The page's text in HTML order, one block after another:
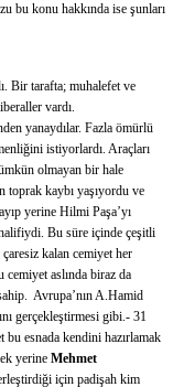
bu konu hakkında ise şunları
Bir tarafta; muhalefet ve
vardı.
yanaydılar. Fazla ömürlü
istiyorlardı. Araçları
olmayan bir hale
toprak kaybı yaşıyordu ve
yerine Hilmi Paşa’yı
Bu süre içinde çeşitli
kalan cemiyet her
aslında biraz da
Avrupa’nın A.Hamid
gerçekleştirmesi gibi.- 31
bu esnada kendini hazırlamak
yerine Mehmet
için padişah kim